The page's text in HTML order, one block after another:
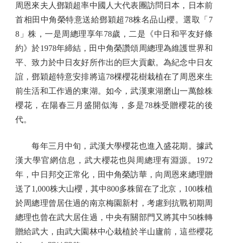
周恩來夫人鄧穎超率中國人大代表團訪問日本，日本前
首相田中角榮特意送給鄧穎超78株名品山櫻。選取「7
8」株，一是周總理享年78歲，二是《中日和平友好條
約》於1978年締結，田中角榮讚頌周總理為維護世界和
平、致力於中日友好所作出的巨大貢獻。為紀念中日友
誼，鄧穎超特意安排將這78棵櫻花樹栽植在了周恩來生
前生活和工作過的東湖。如今，武漢東湖磨山一萬餘株
櫻花，在陽春三月盛開似海，多是78株受贈櫻花的後
代。
每年三月中旬，武漢大學櫻花也進入盛花期。據武
漢大學官網信息，武大櫻花也與周總理有淵源。1972
年，中日邦交正常化，田中角榮訪華，向周恩來總理贈
送了1,000株大山櫻，其中800多株留在了北京，100株植
於周總理曾居住過的南京梅園新村，考慮到抗戰初期周
總理也曾在武大居住過，中央有關部門又將其中50株轉
贈給武大，由武大園林中心栽植於半山廬前，這些櫻花